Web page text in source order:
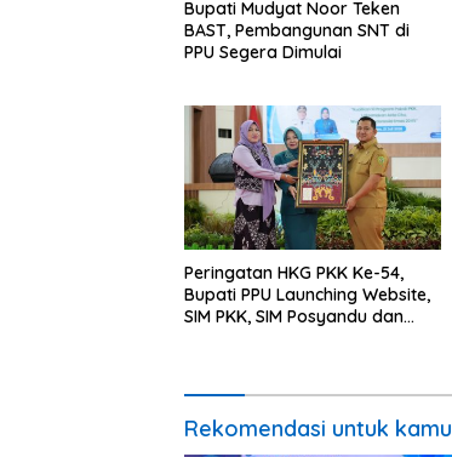
Bupati Mudyat Noor Teken
BAST, Pembangunan SNT di
PPU Segera Dimulai
Peringatan HKG PKK Ke-54,
Bupati PPU Launching Website,
SIM PKK, SIM Posyandu dan
Rekomendasi untuk kamu